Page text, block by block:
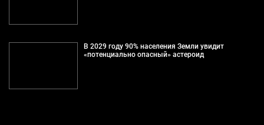
В 2029 году 90% населения Земли увидит
«потенциально опасный» астероид